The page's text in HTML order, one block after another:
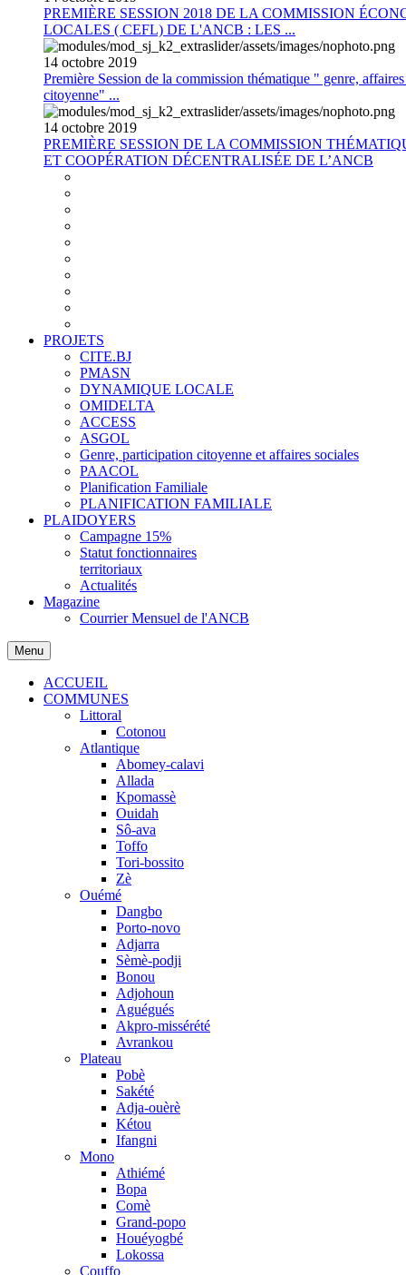
PREMIÈRE SESSION 2018 DE LA COMMISSION
LOCALES ( CEFL) DE L'ANCB : LES ...
14 octobre 2019
Première Session de la commission thématique " genre,
citoyenne" ...
14 octobre 2019
PREMIÈRE SESSION DE LA COMMISSION
ET COOPÉRATION DÉCENTRALISÉE DE L’ANCB
PROJETS
CITE.BJ
PMASN
DYNAMIQUE LOCALE
OMIDELTA
ACCESS
ASGOL
Genre, participation citoyenne et affaires sociales
PAACOL
Planification Familiale
PLANIFICATION FAMILIALE
PLAIDOYERS
Campagne 15%
Statut fonctionnaires
territoriaux
Actualités
Magazine
Courrier Mensuel de l'ANCB
Menu
ACCUEIL
COMMUNES
Littoral
Cotonou
Atlantique
Abomey-calavi
Allada
Kpomassè
Ouidah
Sô-ava
Toffo
Tori-bossito
Zè
Ouémé
Dangbo
Porto-novo
Adjarra
Sèmè-podji
Bonou
Adjohoun
Aguégués
Akpro-missérété
Avrankou
Plateau
Pobè
Sakété
Adja-ouèrè
Kétou
Ifangni
Mono
Athiémé
Bopa
Comè
Grand-popo
Houéyogbé
Lokossa
Couffo